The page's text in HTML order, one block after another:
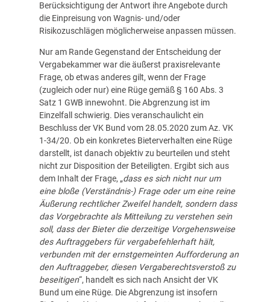
Berücksichtigung der Antwort ihre Angebote durch
die Einpreisung von Wagnis- und/oder
Risikozuschlägen möglicherweise anpassen müssen.
Nur am Rande Gegenstand der Entscheidung der
Vergabekammer war die äußerst praxisrelevante
Frage, ob etwas anderes gilt, wenn der Frage
(zugleich oder nur) eine Rüge gemäß § 160 Abs. 3
Satz 1 GWB innewohnt. Die Abgrenzung ist im
Einzelfall schwierig. Dies veranschaulicht ein
Beschluss der VK Bund vom 28.05.2020 zum Az. VK
1-34/20. Ob ein konkretes Bieterverhalten eine Rüge
darstellt, ist danach objektiv zu beurteilen und steht
nicht zur Disposition der Beteiligten. Ergibt sich aus
dem Inhalt der Frage, „dass es sich nicht nur um
eine bloße (Verständnis-) Frage oder um eine reine
Äußerung rechtlicher Zweifel handelt, sondern dass
das Vorgebrachte als Mitteilung zu verstehen sein
soll, dass der Bieter die derzeitige Vorgehensweise
des Auftraggebers für vergabefehlerhaft hält,
verbunden mit der ernstgemeinten Aufforderung an
den Auftraggeber, diesen Vergaberechtsverstoß zu
beseitigen“, handelt es sich nach Ansicht der VK
Bund um eine Rüge. Die Abgrenzung ist insofern